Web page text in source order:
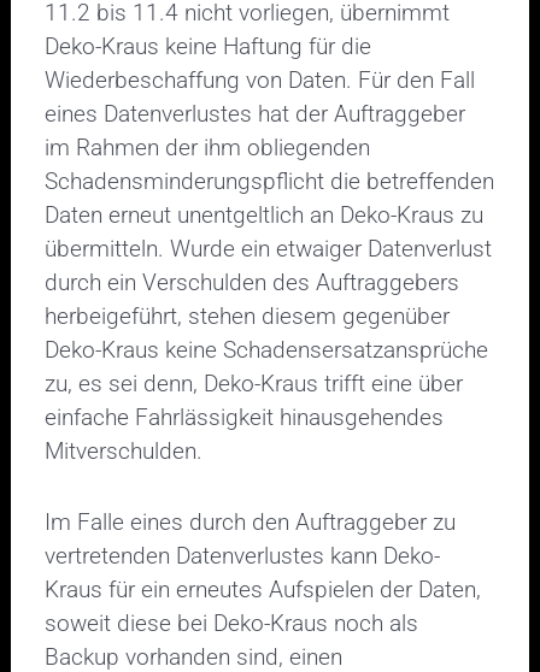
11.2 bis 11.4 nicht vorliegen, übernimmt
Deko-Kraus keine Haftung für die
Wiederbeschaffung von Daten. Für den Fall
eines Datenverlustes hat der Auftraggeber
im Rahmen der ihm obliegenden
Schadensminderungspflicht die betreffenden
Daten erneut unentgeltlich an Deko-Kraus zu
übermitteln. Wurde ein etwaiger Datenverlust
durch ein Verschulden des Auftraggebers
herbeigeführt, stehen diesem gegenüber
Deko-Kraus keine Schadensersatzansprüche
zu, es sei denn, Deko-Kraus trifft eine über
einfache Fahrlässigkeit hinausgehendes
Mitverschulden.
Im Falle eines durch den Auftraggeber zu
vertretenden Datenverlustes kann Deko-
Kraus für ein erneutes Aufspielen der Daten,
soweit diese bei Deko-Kraus noch als
Backup vorhanden sind, einen